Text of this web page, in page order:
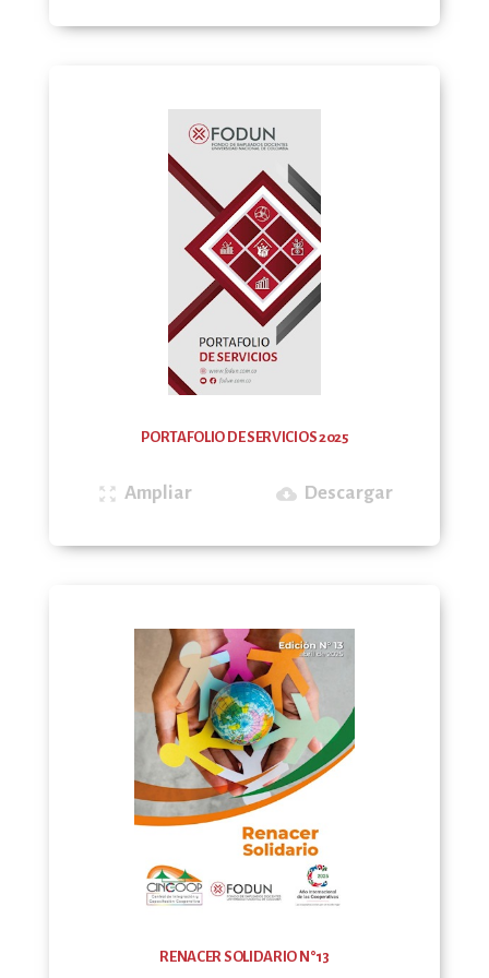
PORTAFOLIO DE SERVICIOS 2025
zoom_out_map Ampliar cloud_download Descargar
RENACER SOLIDARIO N°13